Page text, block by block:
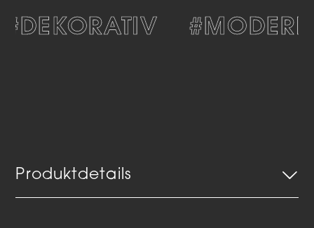
#MODERN
Produktdetails